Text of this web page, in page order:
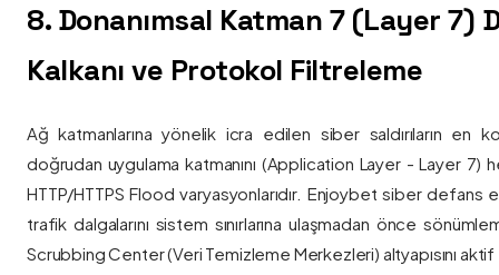
8. Donanımsal Katman 7 (Layer 7)
Kalkanı ve Protokol Filtreleme
Ağ katmanlarına yönelik icra edilen siber saldırıların en
doğrudan uygulama katmanını (Application Layer - Layer 7)
HTTP/HTTPS Flood varyasyonlarıdır. Enjoybet siber
trafik dalgalarını sistem sınırlarına ulaşmadan önce
Scrubbing Center (Veri Temizleme Merkezleri) altyapısını